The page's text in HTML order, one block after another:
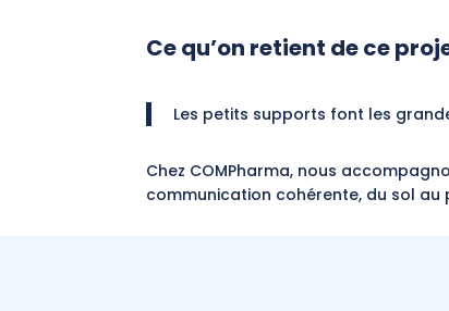
Ce qu’on retient de ce
Les petits supports font les
Chez COMPharma, nous
communication cohérente, du sol